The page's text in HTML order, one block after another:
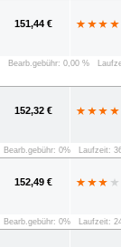
151,44 €
Bearb.gebühr: 0,00 %
152,32 €
Bearb.gebühr: 0% Laufzeit:
152,49 €
Bearb.gebühr: 0% Laufzeit: